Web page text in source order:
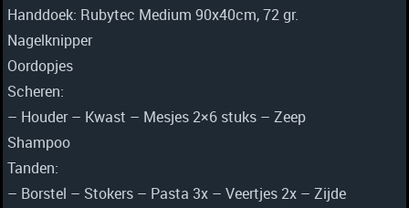
Handdoek: Rubytec Medium 90x40cm, 72 gr.
Nagelknipper
Oordopjes
Scheren:
– Houder – Kwast – Mesjes 2×6 stuks – Zeep
Shampoo
Tanden:
– Borstel – Stokers – Pasta 3x – Veertjes 2x – Zijde